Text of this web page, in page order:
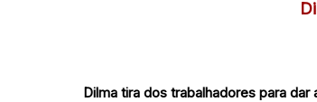
Dilma tira dos trabalhadores para dar